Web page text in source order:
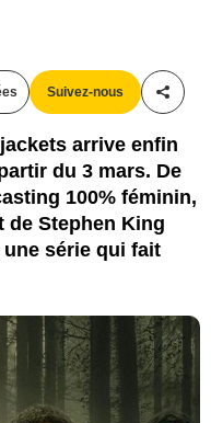
Suivez-nous
arrive enfin
du 3 mars. De
100% féminin,
de Stephen King
série qui fait